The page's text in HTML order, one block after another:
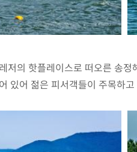
의 핫플레이스로 떠오른 송
있어 젊은 피서객들이 주목하